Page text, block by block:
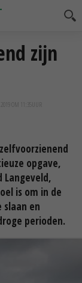
zijn
2019 OM 11:35
opgave,
is om in de
en
perioden.